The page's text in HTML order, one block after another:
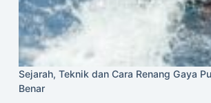
Sejarah, Teknik dan Cara Renang Gaya
Benar